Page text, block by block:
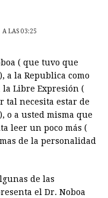
A LAS 03:25
( que tuvo que
a la Republica como
Libre Expresión (
tal necesita estar de
o a usted misma que
leer un poco más (
de la personalidad
de las
el Dr. Noboa